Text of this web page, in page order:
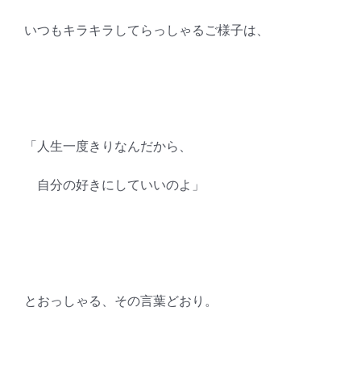
いつもキラキラしてらっしゃるご様子は、
「人生一度きりなんだから、
自分の好きにしていいのよ」
とおっしゃる、その言葉どおり。